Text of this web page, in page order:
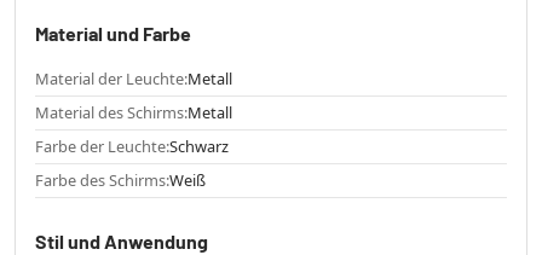
Material und Farbe
Material der Leuchte:Metall
Material des Schirms:Metall
Farbe der Leuchte:Schwarz
Farbe des Schirms:Weiß
Stil und Anwendung